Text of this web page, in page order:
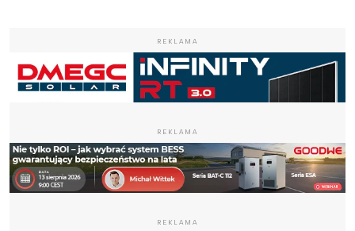
REKLAMA
REKLAMA
REKLAMA